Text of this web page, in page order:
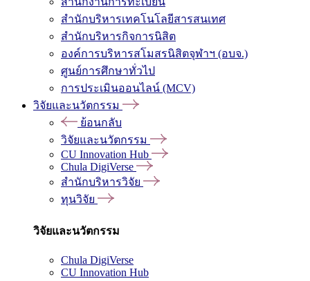
สำนักบริหารเทคโนโลยีสารสนเทศ
สำนักบริหารกิจการนิสิต
องค์การบริหารสโมสรนิสิตจุฬาฯ (อบจ.)
ศูนย์การศึกษาทั่วไป
การประเมินออนไลน์ (MCV)
วิจัยและนวัตกรรม
ย้อนกลับ
วิจัยและนวัตกรรม
CU Innovation Hub
Chula DigiVerse
สำนักบริหารวิจัย
ทุนวิจัย
วิจัยและนวัตกรรม
Chula DigiVerse
CU Innovation Hub